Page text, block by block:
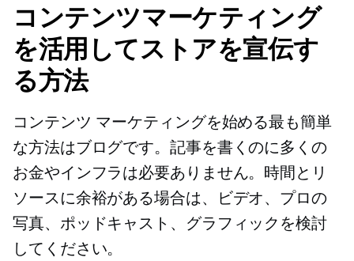
コンテンツマーケティング
を活用してストアを宣伝す
る方法
コンテンツ マーケティングを始める最も簡単
な方法はブログです。記事を書くのに多くの
お金やインフラは必要ありません。時間とリ
ソースに余裕がある場合は、ビデオ、プロの
写真、ポッドキャスト、グラフィックを検討
してください。